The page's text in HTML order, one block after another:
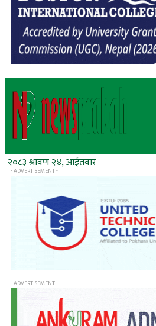
२०८३ श्रावण २४, आईतवार
- ADVERTISEMENT -
- ADVERTISEMENT -